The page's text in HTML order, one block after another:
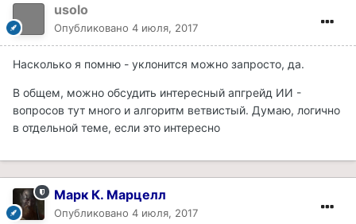
usolo
Опубликовано 4 июля, 2017
Насколько я помню - уклонится можно запросто, да.
В общем, можно обсудить интересный апгрейд ИИ -
вопросов тут много и алгоритм ветвистый. Думаю, логично
в отдельной теме, если это интересно
Марк К. Марцелл
Опубликовано 4 июля, 2017